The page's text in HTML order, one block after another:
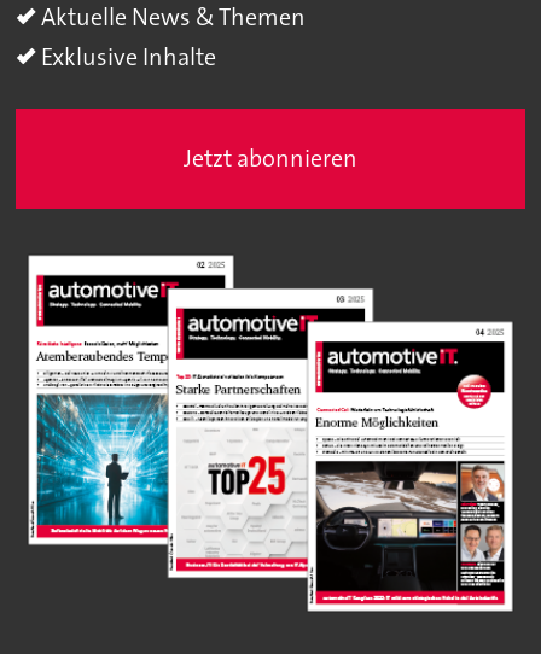
Aktuelle News & Themen
Exklusive Inhalte
Jetzt abonnieren